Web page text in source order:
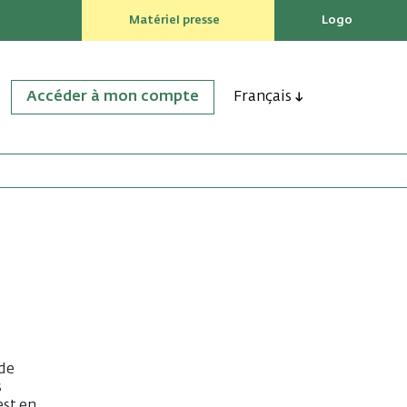
Matériel presse Logo
Accéder à mon compte Français